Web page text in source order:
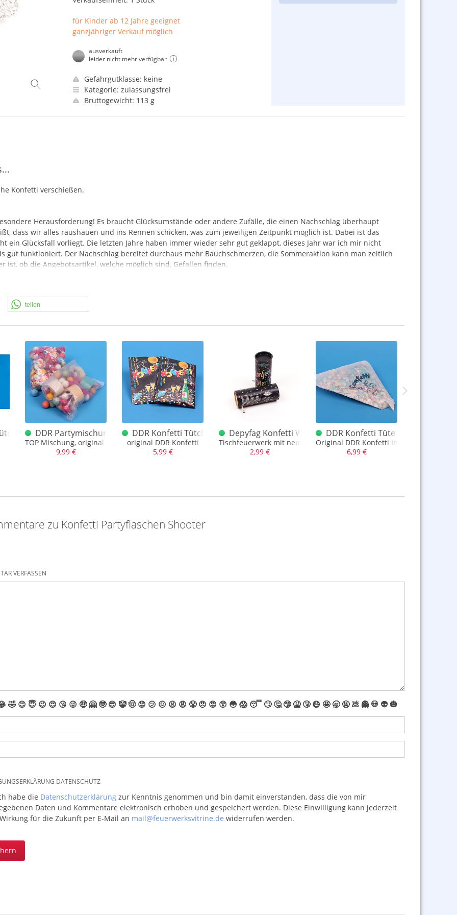
für Kinder ab 12 Jahre geeignet
ganzjähriger Verkauf möglich
ausverkauft
leider nicht mehr verfügbar
Gefahrgutklasse: keine
Kategorie: zulassungsfrei
Bruttogewicht: 113 g
Konfetti verschießen.
Herausforderung! Es braucht Glücksumstände oder andere Zufälle, die einen Nachschlag überhaupt
dass wir alles raushauen und ins Rennen schicken, was zum jeweiligen Zeitpunkt möglich ist. Dabei ist das
ein Glücksfall vorliegt. Die letzten Jahre haben immer wieder sehr gut geklappt, dieses Jahr war ich mir nicht
gut funktioniert. Der Nachschlag bereitet durchaus mehr Bauchschmerzen, die Sommeraktion kann man zeitlich
ob die Angebotsartikel, welche möglich sind, Gefallen finden.
zum Erfolg. Wir kämmen alles nochmal durch, schauen was geht… und dann kommt doch nochmal ein Segen
freuen. Wir wünschen viel Spaß!
teilen
50gr. DDR Partymischung Luftschlangen, Konfetti, Papierkugeln
TOP Mischung, original DDR*
9,99 €
DDR Konfetti Tütchen
original DDR Konfetti
5,99 €
Depyfag Konfetti Werfer
Tischfeuerwerk mit neu-nostalgischem Design
2,99 €
DDR Konfetti Tüte Dreieck
Original DDR Konfetti in einer dreiecks
6,99 €
zu Konfetti Partyflaschen Shooter
VERFASSEN
🤣 😊 😇 😉 😍 😘 😜 🤑 🤗 🤓 😎 🤡🤠 😟 😕 😖 😫 😩 😤 😠 😡 😲 😳 😱 😴 🙄 🤔 🤥 🤮 🤧 😷 🤩 🥱 🤬 💩 👻 💀 👽 🎃
DATENSCHUTZ
habe die Datenschutzerklärungzur Kenntnis genommen und bin damit einverstanden, dass die von mir
Daten und Kommentare elektronisch erhoben und gespeichert werden. Diese Einwilligung kann jederzeit
für die Zukunft per E-Mail an mail@feuerwerksvitrine.de widerrufen werden.